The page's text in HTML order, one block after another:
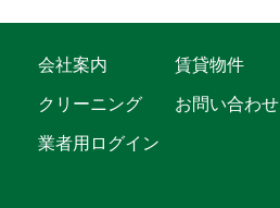
会社案内 賃貸物件
クリーニング
お問い合わせ
業者用ログイン